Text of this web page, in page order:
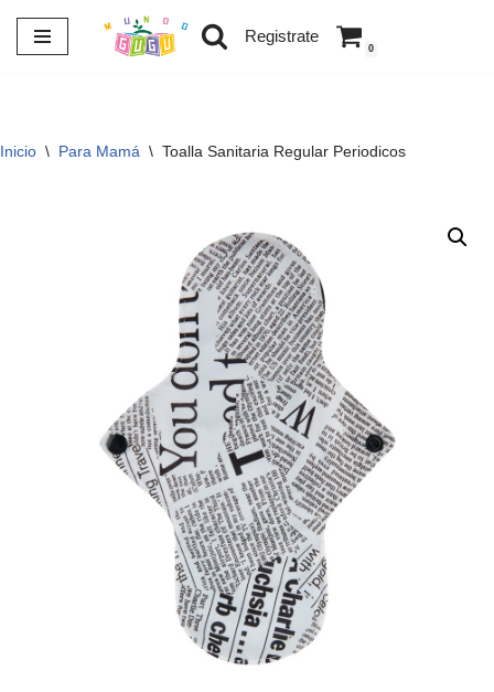
Saltar
Registrate
0
Inicio \ Para Mamá \ Toalla Sanitaria Regular Periodicos